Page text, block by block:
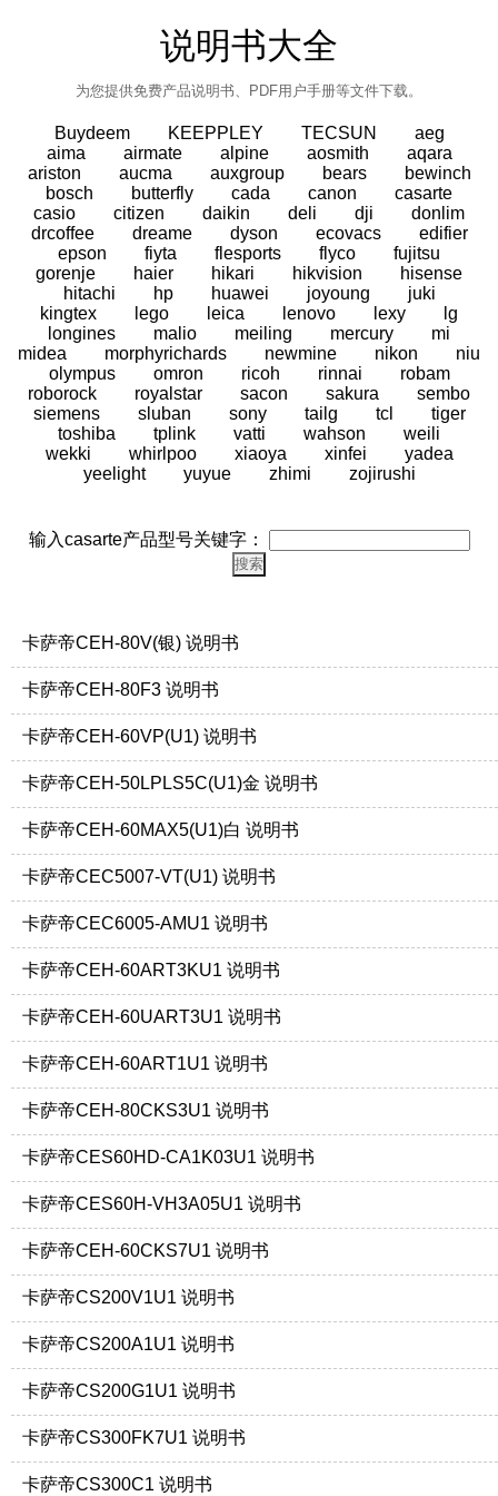
说明书大全
为您提供免费产品说明书、PDF用户手册等文件下载。
Buydeem KEEPPLEY TECSUN
aeg
aima
airmate alpine aosmith
aqara
ariston
aucma auxgroup bears
bewinch
bosch
butterfly cada canon
casarte
casio
citizen daikin deli dji
donlim
drcoffee
dreame dyson ecovacs
edifier
epson
fiyta flesports flyco
fujitsu
gorenje
haier hikari hikvision
hisense
hitachi
hp huawei joyoung
juki
kingtex
lego leica lenovo lexy
lg
longines
malio meiling mercury
mi
midea
morphyrichards newmine nikon
niu
olympus
omron ricoh rinnai
robam
roborock
royalstar sacon sakura
sembo
siemens
sluban sony tailg tcl
tiger
toshiba
tplink vatti wahson
weili
wekki
whirlpoo xiaoya xinfei
yadea
yeelight
yuyue zhimi zojirushi
输入casarte产品型号关键字：
卡萨帝CEH-80V(银) 说明书
卡萨帝CEH-80F3 说明书
卡萨帝CEH-60VP(U1) 说明书
卡萨帝CEH-50LPLS5C(U1)金 说明书
卡萨帝CEH-60MAX5(U1)白 说明书
卡萨帝CEC5007-VT(U1) 说明书
卡萨帝CEC6005-AMU1 说明书
卡萨帝CEH-60ART3KU1 说明书
卡萨帝CEH-60UART3U1 说明书
卡萨帝CEH-60ART1U1 说明书
卡萨帝CEH-80CKS3U1 说明书
卡萨帝CES60HD-CA1K03U1 说明书
卡萨帝CES60H-VH3A05U1 说明书
卡萨帝CEH-60CKS7U1 说明书
卡萨帝CS200V1U1 说明书
卡萨帝CS200A1U1 说明书
卡萨帝CS200G1U1 说明书
卡萨帝CS300FK7U1 说明书
卡萨帝CS300C1 说明书